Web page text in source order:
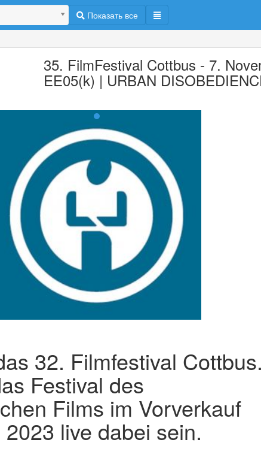
Показать все
35. FilmFestival Cottbus - 7.
EE05(k) | URBAN
32. Filmfestival Cottbus.
Festival des
Films im Vorverkauf
live dabei sein.